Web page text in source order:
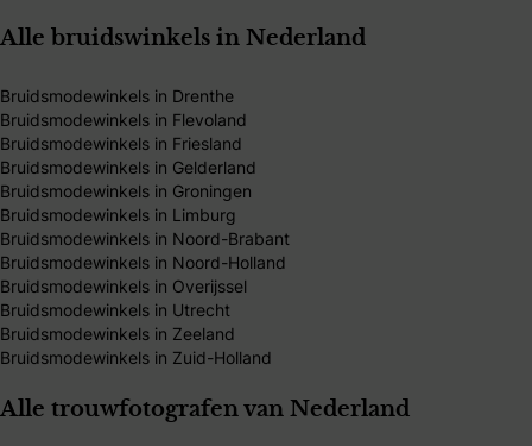
Alle bruidswinkels in Nederland
Bruidsmodewinkels in Drenthe
Bruidsmodewinkels in Flevoland
Bruidsmodewinkels in Friesland
Bruidsmodewinkels in Gelderland
Bruidsmodewinkels in Groningen
Bruidsmodewinkels in Limburg
Bruidsmodewinkels in Noord-Brabant
Bruidsmodewinkels in Noord-Holland
Bruidsmodewinkels in Overijssel
Bruidsmodewinkels in Utrecht
Bruidsmodewinkels in Zeeland
Bruidsmodewinkels in Zuid-Holland
Alle trouwfotografen van Nederland